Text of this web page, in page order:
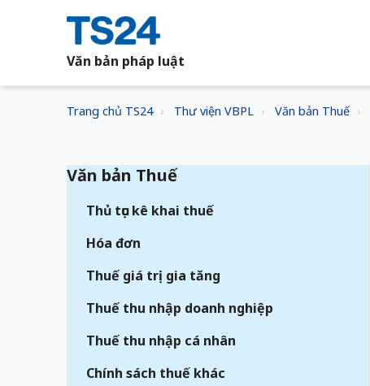
Văn bản pháp luật
Trang chủ TS24 Thư viện VBPL Văn bản Thuế
Văn bản Thuế
Thủ tục kê khai thuế
Hóa đơn
Thuế giá trị gia tăng
Thuế thu nhập doanh nghiệp
Thuế thu nhập cá nhân
Chính sách thuế khác